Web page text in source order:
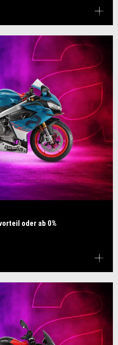
oder ab 0%